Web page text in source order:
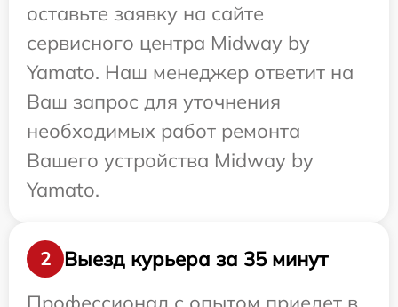
оставьте заявку на сайте
сервисного центра Midway by
Yamato. Наш менеджер ответит на
Ваш запрос для уточнения
необходимых работ ремонта
Вашего устройства Midway by
Yamato.
2
Выезд курьера за 35 минут